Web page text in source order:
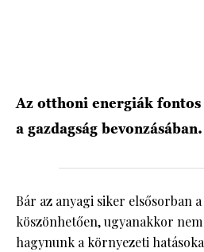
Az otthoni energiák fontos
a gazdagság bevonzásában.
Bár az anyagi siker elsősorban
köszönhetően, ugyanakkor
hagynunk a környezeti